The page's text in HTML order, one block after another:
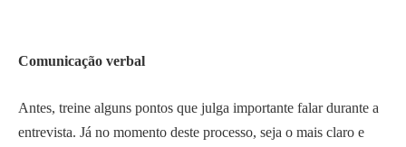
Comunicação verbal
Antes, treine alguns pontos que julga importante falar durante a
entrevista. Já no momento deste processo, seja o mais claro e